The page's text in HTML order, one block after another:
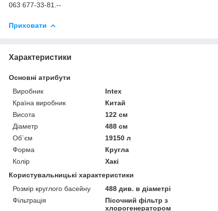
063 677-33-81.--
Приховати
Характеристики
Основні атрибути
Виробник
Intex
Країна виробник
Китай
Висота
122 см
Діаметр
488 см
Об`єм
19150 л
Форма
Кругла
Колір
Хакі
Користувальницькі характеристики
Розмір круглого басейну
488 див. в діаметрі
Фільтрація
Пісочний фільтр з
хлорогенератором